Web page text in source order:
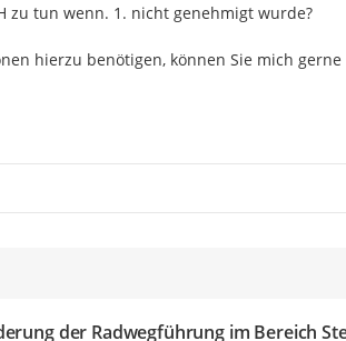
zu tun wenn. 1. nicht genehmigt wurde?
hierzu benötigen, können Sie mich
der Radwegführung im Bereich